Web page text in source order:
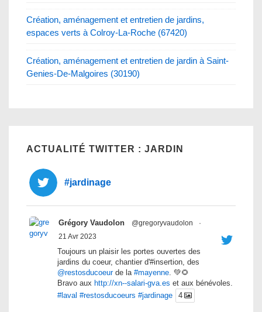
Création, aménagement et entretien de jardins,
espaces verts à Colroy-La-Roche (67420)
Création, aménagement et entretien de jardin à Saint-
Genies-De-Malgoires (30190)
ACTUALITÉ TWITTER : JARDIN
#jardinage
Grégory Vaudolon @gregoryvaudolon
·
21 Avr 2023
Toujours un plaisir les portes ouvertes des
jardins du coeur, chantier d'#insertion, des
@restosducoeurde la #mayenne. 💚🌻
Bravo aux http://xn--salari-gva.es et aux bénévoles.
#laval #restosducoeurs #jardinage 4